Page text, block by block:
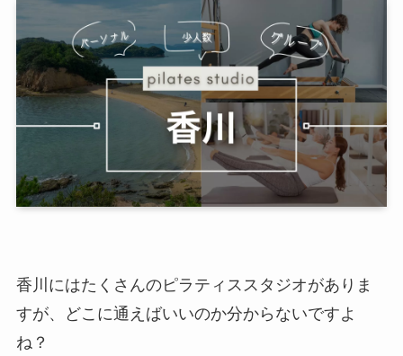
香川にはたくさんのピラティススタジオがありま
すが、どこに通えばいいのか分からないですよ
ね？